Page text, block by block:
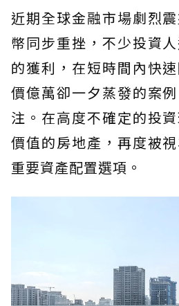
近期全球金融市場劇烈
幣同步重挫，不少投資
的獲利，在短時間內快
價億萬卻一夕蒸發的案
注。在高度不確定的投
價值的房地產，再度被
重要資產配置選項。